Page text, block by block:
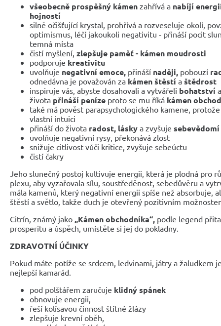
všeobecně prospěšný kámen zahřívá a nabíjí
hojností
silně očišťující krystal, prohřívá a rozveseluje okolí,
optimismus, léčí jakoukoli negativitu - přináší pocit
temná místa
čistí myšlení, zlepšuje paměť - kámen moudrosti
podporuje kreativitu
uvolňuje negativní emoce, přináší naději, pobouzí
odnedávna je považován za kámenštěstí a štědrost
inspiruje vás, abyste dosahovali a vytvářeli bohatství
života přináší peníze proto se mu říká kámen
také má pověst parapsychologického kamene,
vlastní intuici
přináší do života radost, lásky a zvyšuje sebevědomí
uvolňuje negativní rysy, překonává zlost
snižuje citlivost vůči kritice, zvyšuje sebeúctu
čistí čakry
Jeho slunečný postoj kultivuje energii, která je plodná pro
plexu, aby vyzařovala sílu, soustředěnost, sebedůvěru a
mála kamenů, který negativní energii spíše než absorbuje,
štěstí a světlo, takže duch je otevřený pozitivním
Citrín, známý jako „Kámen obchodníka“, podle legend
prosperitu a úspěch, umístěte si jej do pokladny.
ZDRAVOTNÍ ÚČINKY
Pokud máte potíže se srdcem, ledvinami, játry a žaludkem
nejlepší kamarád.
pod polštářem zaručuje klidný spánek
obnovuje energii,
řeší kolísavou činnost štítné žlázy
zlepšuje krevní oběh,